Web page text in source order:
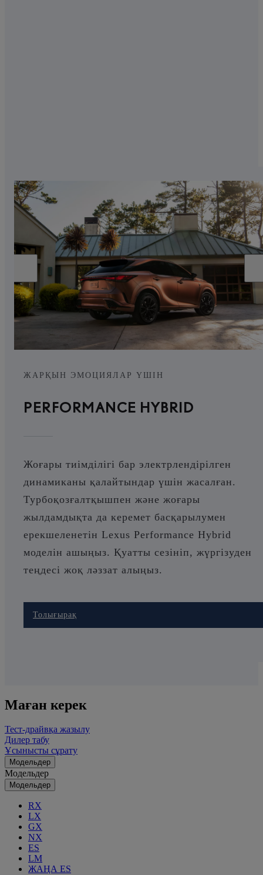
ЖАРҚЫН ЭМОЦИЯЛАР ҮШІН
PERFORMANCE HYBRID
Жоғары тиімділігі бар электрлендірілген
динамиканы қалайтындар үшін жасалған.
Турбоқозғалтқышпен және жоғары
жылдамдықта да керемет басқарылумен
ерекшеленетін Lexus Performance Hybrid
моделін ашыңыз. Қуатты сезініп, жүргізуден
теңдесі жоқ ләззат алыңыз.
Толығырақ
Маған керек
Тест-драйвқа жазылу
Дилер табу
Ұсынысты сұрату
Модельдер
Модельдер
Модельдер
RX
LX
GX
NX
ES
LM
ЖАҢА ES